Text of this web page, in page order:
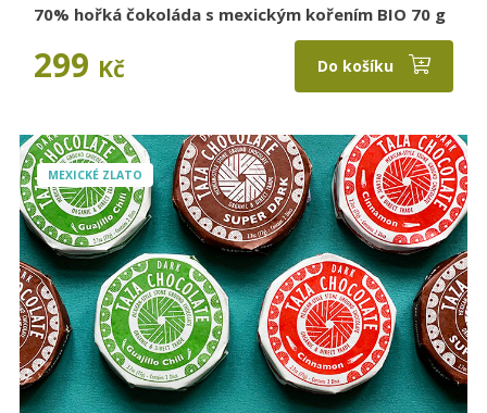
70% hořká čokoláda s mexickým kořením BIO 70 g
299 Kč Do košíku
MEXICKÉ ZLATO